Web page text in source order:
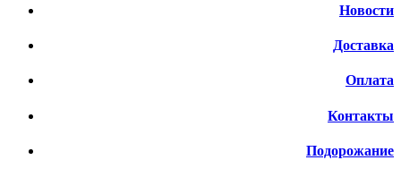
Новости
Доставка
Оплата
Контакты
Подорожание